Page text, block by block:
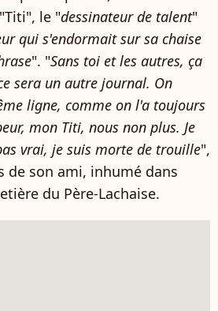
le "dessinateur de talent"
qui s'endormait sur sa chaise
". "Sans toi et les autres, ça
sera un autre journal. On
ligne, comme on l'a toujours
mon Titi, nous non plus. Je
vrai, je suis morte de trouille",
de son ami, inhumé dans
du Père-Lachaise.